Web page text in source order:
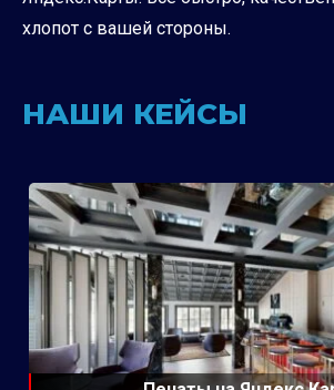
хлопот с вашей стороны.
НАШИ КЕЙСЫ